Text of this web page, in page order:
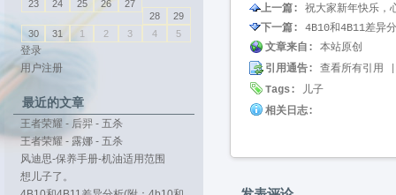
上一篇:
祝大家新年快乐，
下一篇:
4B10和4B11差异
文章来自:
本站原创
引用通告:
查看所有引用
Tags:
儿子
相关日志:
23
24 25 26
27
28
29
30
31 1 2 3 4 5
登录
用户注册
最近的文章
王者荣耀 - 后羿 - 五杀
王者荣耀 - 露娜 - 五杀
风迪思-保养手册-机油适用范围
想儿子了。